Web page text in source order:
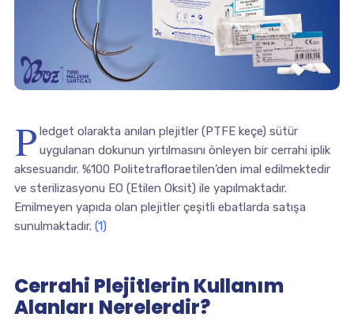
P ledget olarakta anılan plejitler (PTFE keçe) sütür
uygulanan dokunun yırtılmasını önleyen bir cerrahi iplik
aksesuarıdır. %100 Politetrafloraetilen’den imal edilmektedir
ve sterilizasyonu EO (Etilen Oksit) ile yapılmaktadır.
Emilmeyen yapıda olan plejitler çeşitli ebatlarda satışa
sunulmaktadır. (1)
Cerrahi Plejitlerin Kullanım
Alanları Nerelerdir?